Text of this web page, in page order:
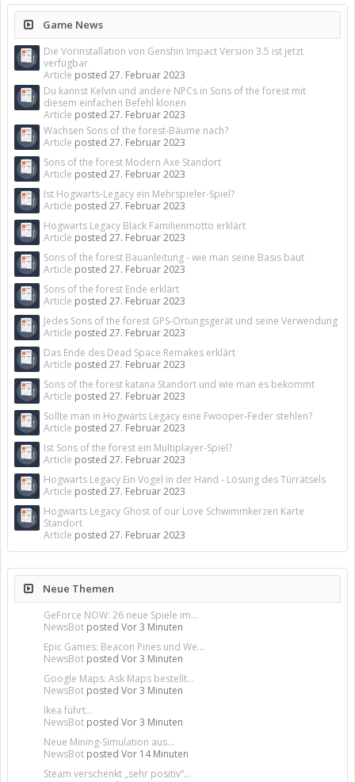
Game News
Die Vorinstallation von Genshin Impact Version 3.5 ist jetzt
verfügbar
Article posted 27. Februar 2023
Du kannst Kelvin und andere NPCs in Sons of the forest mit
diesem einfachen Befehl klonen
Article posted 27. Februar 2023
Wachsen Sons of the forest-Bäume nach?
Article posted 27. Februar 2023
Sons of the forest Modern Axe Standort
Article posted 27. Februar 2023
Ist Hogwarts-Legacy ein Mehrspieler-Spiel?
Article posted 27. Februar 2023
Hogwarts Legacy Black Familienmotto erklärt
Article posted 27. Februar 2023
Sons of the forest Bauanleitung - wie man seine Basis baut
Article posted 27. Februar 2023
Sons of the forest Ende erklärt
Article posted 27. Februar 2023
Jedes Sons of the forest GPS-Ortungsgerät und seine Verwendung
Article posted 27. Februar 2023
Das Ende des Dead Space Remakes erklärt
Article posted 27. Februar 2023
Sons of the forest katana Standort und wie man es bekommt
Article posted 27. Februar 2023
Sollte man in Hogwarts Legacy eine Fwooper-Feder stehlen?
Article posted 27. Februar 2023
Ist Sons of the forest ein Multiplayer-Spiel?
Article posted 27. Februar 2023
Hogwarts Legacy Ein Vogel in der Hand - Lösung des Türrätsels
Article posted 27. Februar 2023
Hogwarts Legacy Ghost of our Love Schwimmkerzen Karte
Standort
Article posted 27. Februar 2023
Neue Themen
GeForce NOW: 26 neue Spiele im...
NewsBot posted Vor 3 Minuten
Epic Games: Beacon Pines und We...
NewsBot posted Vor 3 Minuten
Google Maps: Ask Maps bestellt...
NewsBot posted Vor 3 Minuten
Ikea führt...
NewsBot posted Vor 3 Minuten
Neue Mining-Simulation aus...
NewsBot posted Vor 14 Minuten
Steam verschenkt „sehr positiv“...